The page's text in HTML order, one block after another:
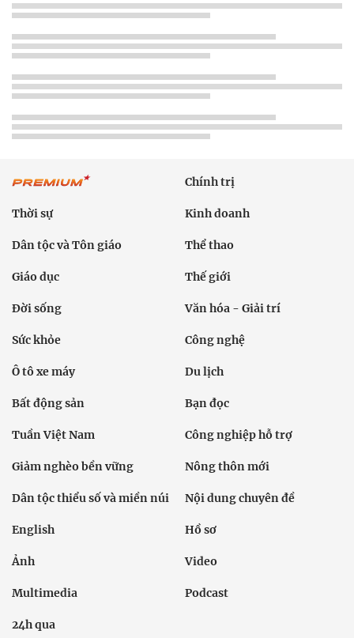
Chính trị
Thời sự Kinh doanh
Dân tộc và Tôn giáo Thể thao
Giáo dục Thế giới
Đời sống Văn hóa - Giải trí
Sức khỏe Công nghệ
Ô tô xe máy Du lịch
Bất động sản Bạn đọc
Tuần Việt Nam Công nghiệp hỗ trợ
Giảm nghèo bền vững Nông thôn mới
Dân tộc thiểu số và miền núi Nội dung chuyên đề
English Hồ sơ
Ảnh Video
Multimedia Podcast
24h qua